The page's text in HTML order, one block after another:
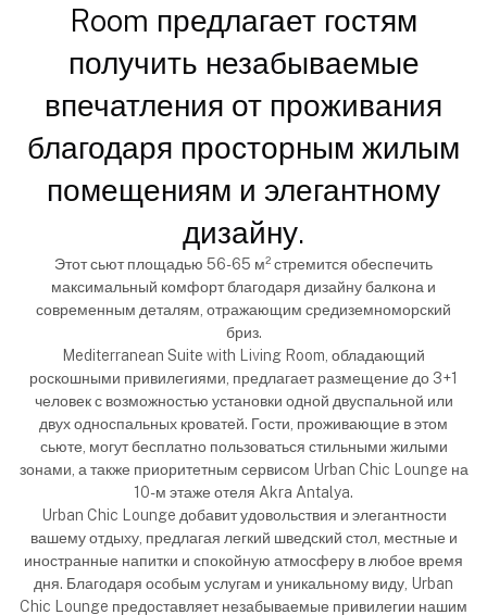
Room предлагает гостям
получить незабываемые
впечатления от проживания
благодаря просторным жилым
помещениям и элегантному
дизайну.
Этот сьют площадью 56-65 м² стремится обеспечить
максимальный комфорт благодаря дизайну балкона и
современным деталям, отражающим средиземноморский
бриз.
Mediterranean Suite with Living Room, обладающий
роскошными привилегиями, предлагает размещение до 3+1
человек с возможностью установки одной двуспальной или
двух односпальных кроватей. Гости, проживающие в этом
сьюте, могут бесплатно пользоваться стильными жилыми
зонами, а также приоритетным сервисом Urban Chic Lounge на
10-м этаже отеля Akra Antalya.
Urban Chic Lounge добавит удовольствия и элегантности
вашему отдыху, предлагая легкий шведский стол, местные и
иностранные напитки и спокойную атмосферу в любое время
дня. Благодаря особым услугам и уникальному виду, Urban
Chic Lounge предоставляет незабываемые привилегии нашим